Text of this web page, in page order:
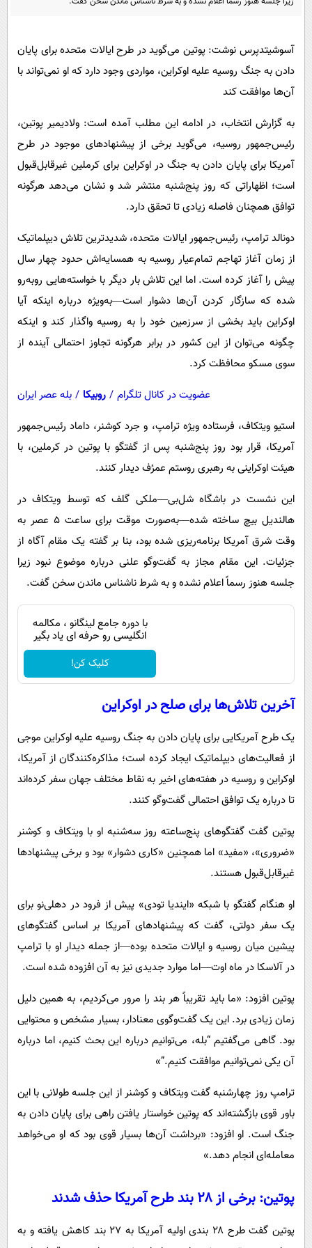
سرگرمی
گوناگون
فرهنگی
بین الملل
اجتماعی
حیات وحش
سیاست خارجی
پیامک
آشپزی
آسوشیتدپرس نوشت: پوتین می‌گوید در طرح ایالات متحده برای پایان
دادن به جنگ روسیه علیه اوکراین، مواردی وجود دارد که او نمی‌تواند با
آن‌ها موافقت کند
به گزارش انتخاب، در ادامه این مطلب آمده است: ولادیمیر پوتین،
رئیس‌جمهور روسیه، می‌گوید برخی از پیشنهادهای موجود در طرح
آمریکا برای پایان دادن به جنگ در اوکراین برای کرملین غیرقابل‌قبول
است؛ اظهاراتی که روز پنج‌شنبه منتشر شد و نشان می‌دهد هرگونه
توافق همچنان فاصله زیادی تا تحقق دارد.
دونالد ترامپ، رئیس‌جمهور ایالات متحده، شدیدترین تلاش دیپلماتیک
از زمان آغاز تهاجم تمام‌عیار روسیه به همسایه‌اش حدود چهار سال
پیش را آغاز کرده است. اما این تلاش بار دیگر با خواسته‌هایی روبه‌رو
شده که سازگار کردن آن‌ها دشوار است—به‌ویژه درباره اینکه آیا
اوکراین باید بخشی از سرزمین خود را به روسیه واگذار کند و اینکه
چگونه می‌توان از این کشور در برابر هرگونه تجاوز احتمالی آینده از
سوی مسکو محافظت کرد.
عضویت در کانال تلگرام / روبیکا / بله عصر ایران
استیو ویتکاف، فرستاده ویژه ترامپ، و جرد کوشنر، داماد رئیس‌جمهور
آمریکا، قرار بود روز پنج‌شنبه پس از گفتگو با پوتین در کرملین، با
هیئت اوکراینی به رهبری روستم عمرُف دیدار کنند.
این نشست در باشگاه شل‌بی—ملکی گلف که توسط ویتکاف در
هالندیل بیچ ساخته شده—به‌صورت موقت برای ساعت ۵ عصر به
وقت شرق آمریکا برنامه‌ریزی شده بود، بنا بر گفته یک مقام آگاه از
جزئیات. این مقام مجاز به گفت‌وگو علنی درباره موضوع نبود زیرا
جلسه هنوز رسماً اعلام نشده و به شرط ناشناس ماندن سخن گفت.
با دوره جامع لینگانو ، مکالمه
انگلیسی رو حرفه ای یاد بگیر
کلیک کن!
آخرین تلاش‌ها برای صلح در اوکراین
یک طرح آمریکایی برای پایان دادن به جنگ روسیه علیه اوکراین موجی
از فعالیت‌های دیپلماتیک ایجاد کرده است؛ مذاکره‌کنندگان از آمریکا،
اوکراین و روسیه در هفته‌های اخیر به نقاط مختلف جهان سفر کرده‌اند
تا درباره یک توافق احتمالی گفت‌وگو کنند.
پوتین گفت گفتگوهای پنج‌ساعته روز سه‌شنبه او با ویتکاف و کوشنر
«ضروری»، «مفید» اما همچنین «کاری دشوار» بود و برخی پیشنهادها
غیرقابل‌قبول هستند.
او هنگام گفتگو با شبکه «ایندیا تودی» پیش از فرود در دهلی‌نو برای
یک سفر دولتی، گفت که پیشنهادهای آمریکا بر اساس گفتگوهای
پیشین میان روسیه و ایالات متحده بوده—از جمله دیدار او با ترامپ
در آلاسکا در ماه اوت—اما موارد جدیدی نیز به آن افزوده شده است.
پوتین افزود: «ما باید تقریباً هر بند را مرور می‌کردیم، به همین دلیل
زمان زیادی برد. این یک گفت‌وگوی معنادار، بسیار مشخص و محتوایی
بود. گاهی می‌گفتیم “بله، می‌توانیم درباره این بحث کنیم، اما درباره
آن یکی نمی‌توانیم موافقت کنیم.”»
ترامپ روز چهارشنبه گفت ویتکاف و کوشنر از این جلسه طولانی با این
باور قوی بازگشته‌اند که پوتین خواستار یافتن راهی برای پایان دادن به
جنگ است. او افزود: «برداشت آن‌ها بسیار قوی بود که او می‌خواهد
معامله‌ای انجام دهد.»
پوتین: برخی از ۲۸ بند طرح آمریکا حذف شدند
پوتین گفت طرح ۲۸ بندی اولیه آمریکا به ۲۷ بند کاهش یافته و به